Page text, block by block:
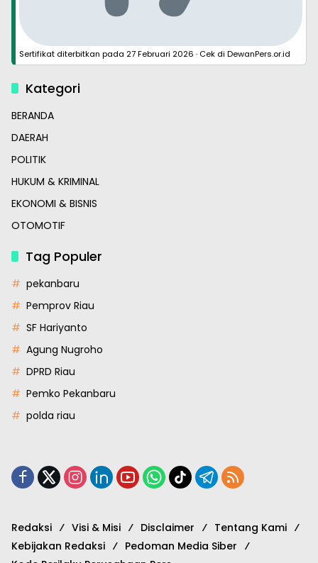
Sertifikat diterbitkan pada 27 Februari 2026 · Cek di DewanPers.or.id
Kategori
BERANDA
DAERAH
POLITIK
HUKUM & KRIMINAL
EKONOMI & BISNIS
OTOMOTIF
Tag Populer
pekanbaru
Pemprov Riau
SF Hariyanto
Agung Nugroho
DPRD Riau
Pemko Pekanbaru
polda riau
Redaksi Visi & Misi Disclaimer
Tentang Kami
Kebijakan Redaksi
Pedoman Media Siber